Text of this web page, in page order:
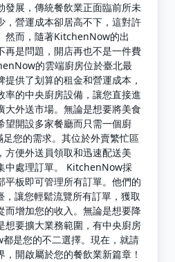
發展，傳統餐飲業正面臨前所未
，營運成本卻居高不下，這對許
然而，隨著KitchenNow的出
再是問題，開店再也不是一件費
的雲端廚房位於臺北最
供了划算的租金和營運成本，
率的中央廚房設備，讓您直接進
大外送市場。無論是想要將美食
望開設多家餐廳而只需一個廚
您的需求。其位於外賣繁忙區
方便外送員領取和迅速配送美
中處理訂單。 KitchenNow採
平板即可管理所有訂單。他們的
讓您輕鬆流覽所有訂單，獲取
而增加您的收入。無論是想要降
想要擴大業務範圍，有中央廚房
是您的不二選擇。現在，就請
開啟屬於您的餐飲業新篇章！